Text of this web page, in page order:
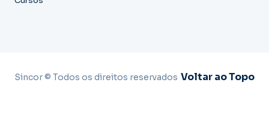
Sincor © Todos os direitos reservados Voltar ao Topo